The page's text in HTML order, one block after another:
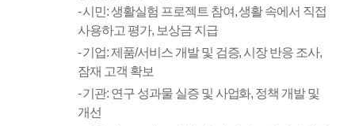
시민: 생활실험 프로젝트 참여, 생활 속에서 직접
사용하고 평가, 보상금 지급
기업: 제품/서비스 개발 및 검증, 시장 반응 조사,
잠재 고객 확보
기관: 연구 성과물 실증 및 사업화, 정책 개발 및
개선